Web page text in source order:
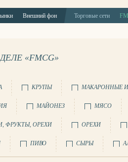
Внешний фон Торговые сети
«FMCG»
КРУПЫ МАКАРОННЫЕ
МАЙОНЕЗ МЯСО
ФРУКТЫ, ОРЕХИ ОРЕХИ
ПИВО СЫРЫ